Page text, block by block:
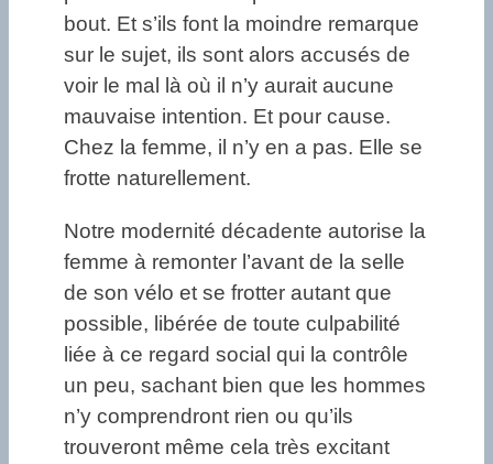
bout. Et s’ils font la moindre remarque
sur le sujet, ils sont alors accusés de
voir le mal là où il n’y aurait aucune
mauvaise intention. Et pour cause.
Chez la femme, il n’y en a pas. Elle se
frotte naturellement.
Notre modernité décadente autorise la
femme à remonter l’avant de la selle
de son vélo et se frotter autant que
possible, libérée de toute culpabilité
liée à ce regard social qui la contrôle
un peu, sachant bien que les hommes
n’y comprendront rien ou qu’ils
trouveront même cela très excitant